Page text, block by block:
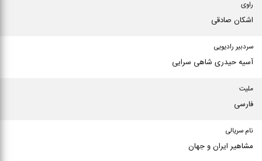
راوی
اشکان صادقی
سردبیر رادیویی
آسیه حیدری شاهی سرایی
ملیت
فارسی
نام سریالی
مشاهیر ایران و جهان